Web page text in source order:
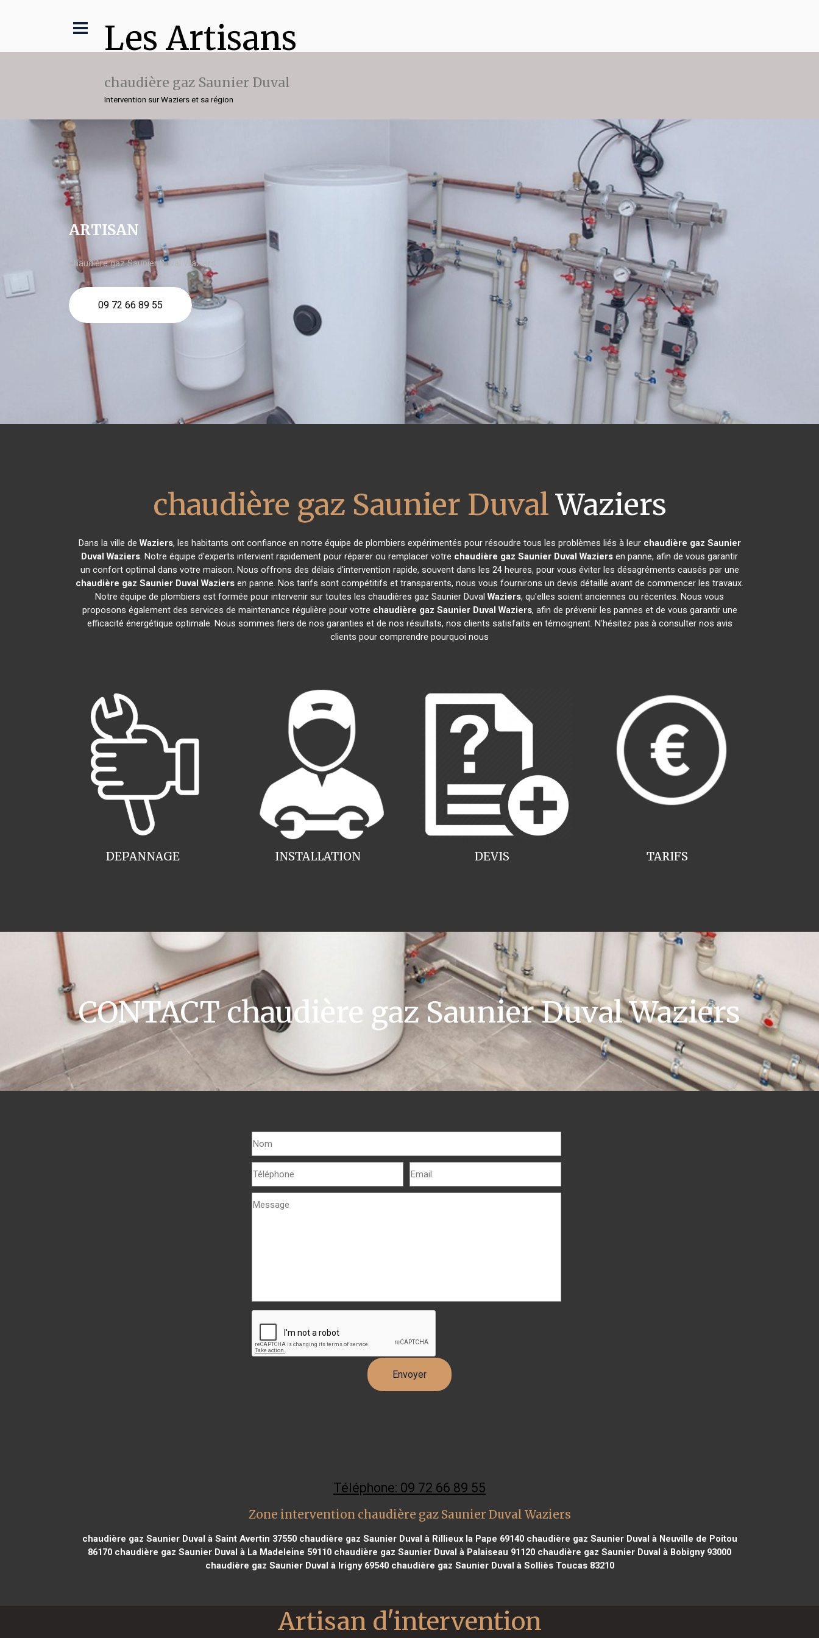
Les Artisans
chaudière gaz Saunier Duval
Intervention sur Waziers et sa région
ARTISAN
chaudière gaz Saunier Duval Waziers
09 72 66 89 55
chaudière gaz Saunier DuvalWaziers
Dans la ville de Waziers, les habitants ont confiance en notre équipe de plombiers expérimentés pour résoudre tous les problèmes liés à leur chaudière gaz Saunier
Duval Waziers. Notre équipe d'experts intervient rapidement pour réparer ou remplacer votre chaudière gaz Saunier Duval Waziers en panne, afin de vous garantir
un confort optimal dans votre maison. Nous offrons des délais d'intervention rapide, souvent dans les 24 heures, pour vous éviter les désagréments causés par une
chaudière gaz Saunier Duval Waziers en panne. Nos tarifs sont compétitifs et transparents, nous vous fournirons un devis détaillé avant de commencer les travaux.
Notre équipe de plombiers est formée pour intervenir sur toutes les chaudières gaz Saunier Duval Waziers, qu'elles soient anciennes ou récentes. Nous vous
proposons également des services de maintenance régulière pour votre chaudière gaz Saunier Duval Waziers, afin de prévenir les pannes et de vous garantir une
efficacité énergétique optimale. Nous sommes fiers de nos garanties et de nos résultats, nos clients satisfaits en témoignent. N'hésitez pas à consulter nos avis
clients pour comprendre pourquoi nous
INSTALLATION
DEPANNAGE TARIFS
DEVIS
CONTACT chaudière gaz Saunier Duval Waziers
Téléphone: 09 72 66 89 55
Zone intervention chaudière gaz Saunier Duval Waziers
chaudière gaz Saunier Duval à Saint Avertin 37550chaudière gaz Saunier Duval à Rillieux la Pape 69140chaudière gaz Saunier Duval à Neuville de Poitou
86170 chaudière gaz Saunier Duval à La Madeleine 59110 chaudière gaz Saunier Duval à Palaiseau 91120 chaudière gaz Saunier Duval à Bobigny 93000
chaudière gaz Saunier Duval à Irigny 69540chaudière gaz Saunier Duval à Solliès Toucas 83210
Artisan d'intervention